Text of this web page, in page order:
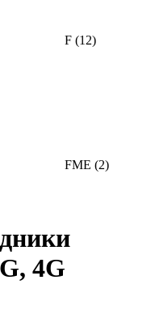
F (12)
FME (2)
4G